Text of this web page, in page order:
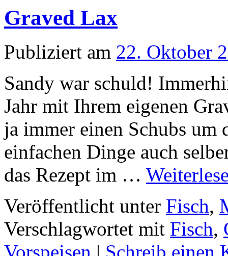
Graved Lax
Publiziert am 22. Oktober
Sandy war schuld!
Jahr mit Ihrem eigenen
ja immer einen Schubs um
einfachen Dinge auch
das Rezept im …
Veröffentlicht unter Fisch,
Verschlagwortet mit Fisch,
Vorspeisen | Schreib einen